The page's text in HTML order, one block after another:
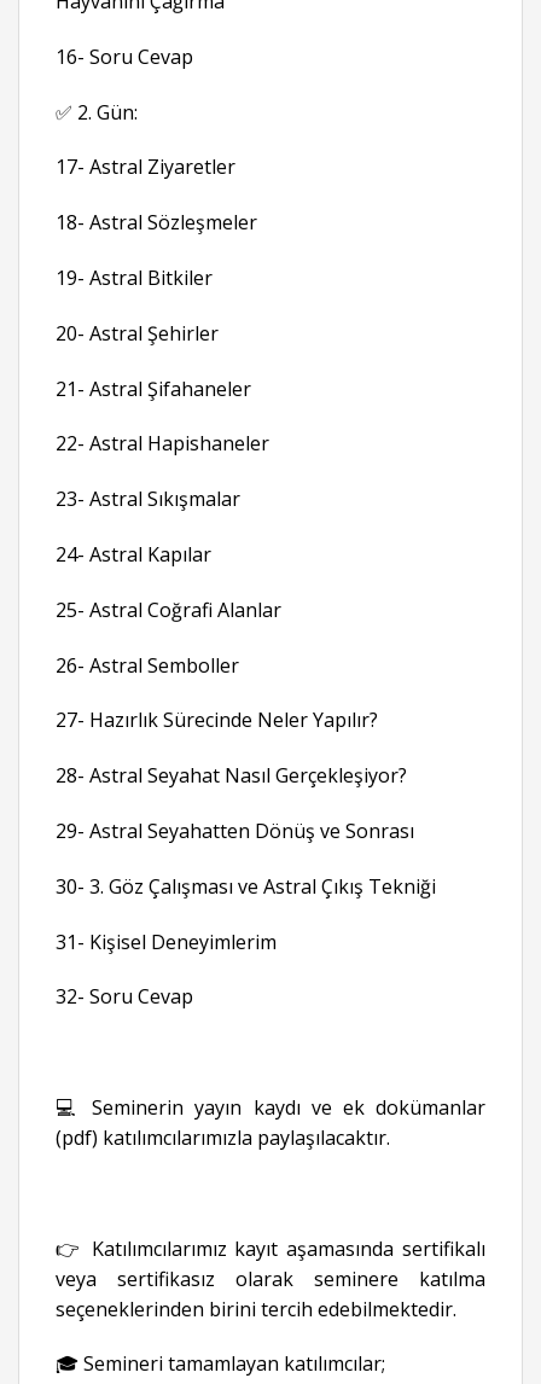
16- Soru Cevap
✅ 2. Gün:
17- Astral Ziyaretler
18- Astral Sözleşmeler
19- Astral Bitkiler
20- Astral Şehirler
21- Astral Şifahaneler
22- Astral Hapishaneler
23- Astral Sıkışmalar
24- Astral Kapılar
25- Astral Coğrafi Alanlar
26- Astral Semboller
27- Hazırlık Sürecinde Neler Yapılır?
28- Astral Seyahat Nasıl Gerçekleşiyor?
29- Astral Seyahatten Dönüş ve Sonrası
30- 3. Göz Çalışması ve Astral Çıkış Tekniği
31- Kişisel Deneyimlerim
32- Soru Cevap
💻 Seminerin yayın kaydı ve ek dokümanlar
(pdf) katılımcılarımızla paylaşılacaktır.
👉 Katılımcılarımız kayıt aşamasında sertifikalı
veya sertifikasız olarak seminere katılma
seçeneklerinden birini tercih edebilmektedir.
🎓 Semineri tamamlayan katılımcılar;